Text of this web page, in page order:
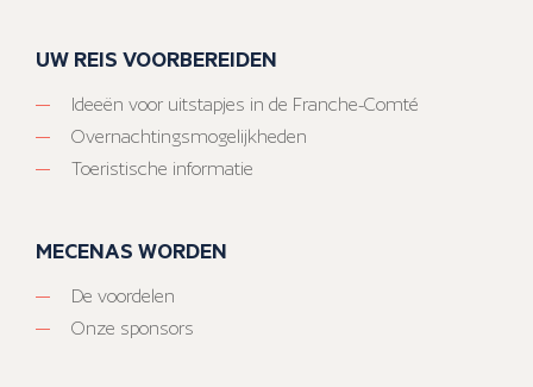
UW REIS VOORBEREIDEN
Ideeën voor uitstapjes in de Franche-Comté
Overnachtingsmogelijkheden
Toeristische informatie
MECENAS WORDEN
De voordelen
Onze sponsors